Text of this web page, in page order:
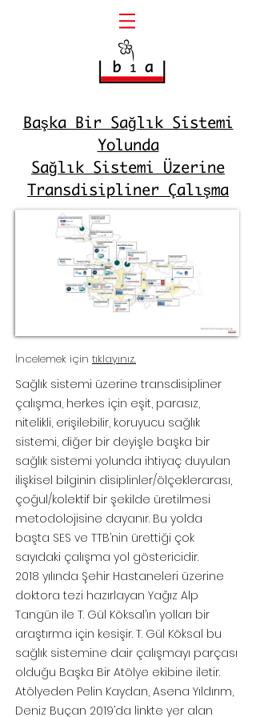
Başka Bir Sağ lık Sistemi
Yolunda
Sağ lık Sistemi Üzerine
Transdisipliner Çalışma
İncelemek için tıklayınız.
Sağlık sistemi üzerine transdisipliner
çalışma, herkes için eşit, parasız,
nitelikli, erişilebilir, koruyucu sağlık
sistemi, diğer bir deyişle başka bir
sağlık sistemi yolunda ihtiyaç duyulan
ilişkisel bilginin disiplinler/ölçeklerarası,
çoğul/kolektif bir şekilde üretilmesi
metodolojisine dayanır. Bu yolda
başta SES ve TTB’nin ürettiği çok
sayıdaki çalışma yol göstericidir.
2018 yılında Şehir Hastaneleri üzerine
doktora tezi hazırlayan Yağız Alp
Tangün ile T. Gül Köksal’ın yolları bir
araştırma için kesişir. T. Gül Köksal bu
sağlık sistemine dair çalışmayı parçası
olduğu Başka Bir Atölye ekibine iletir.
Atölyeden Pelin Kaydan, Asena Yıldırım,
Deniz Buçan 2019’da linkte yer alan